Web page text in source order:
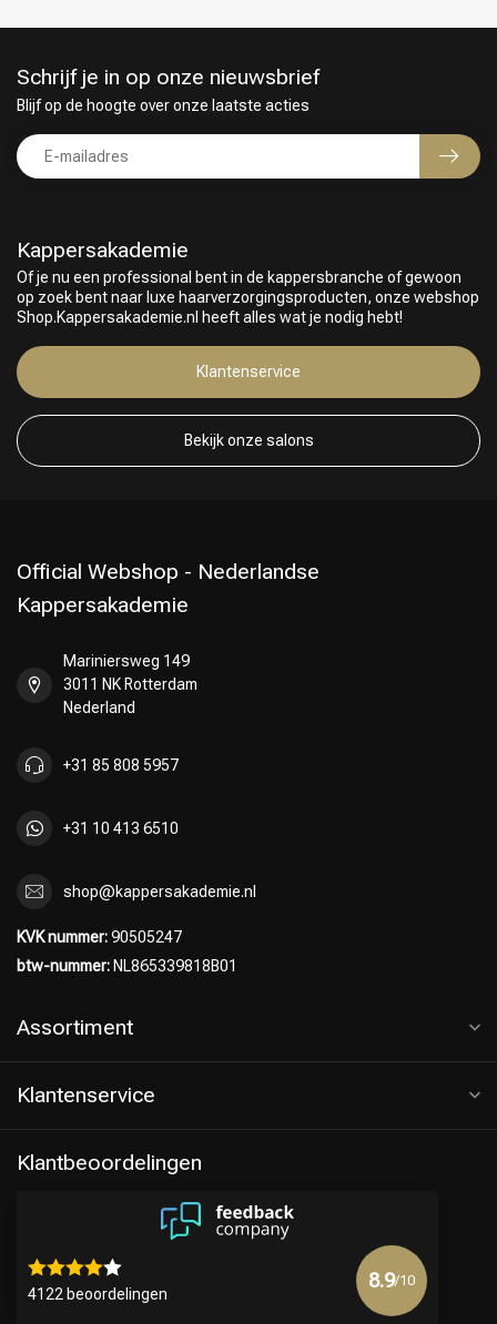
Keuze van onze Kappers
Kappersakademie
Of je nu een professional bent in de kappersbranche of gewoon
op zoek bent naar luxe haarverzorgingsproducten, onze webshop
Shop.Kappersakademie.nl heeft alles wat je nodig hebt!
Klantenservice
Bekijk onze salons
Schrijf je in op onze nieuwsbrief
Blijf op de hoogte over onze laatste acties
Official Webshop - Nederlandse
Kappersakademie
Mariniersweg 149
3011 NK Rotterdam
Nederland
+31 85 808 5957
+31 10 413 6510
shop@kappersakademie.nl
KVK nummer:90505247
btw-nummer: NL865339818B01
Assortiment
Klantenservice
Klantbeoordelingen
4122 beoordelingen
8.9/10